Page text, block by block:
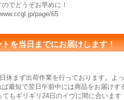
でどうぞお早めに！
page/65
を当日までにお届けします！
休まず出荷作業を行っております。よ
最短で翌日午前中には商品をお届けす
もギリギリ24日のイヴに間に合いま